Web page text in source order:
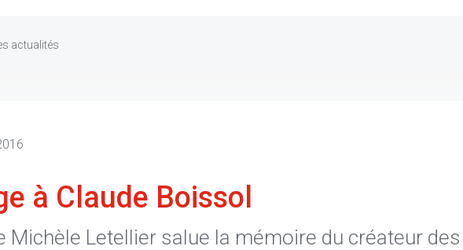
actualités
à Claude Boissol
Michèle Letellier salue la mémoire du créateur des